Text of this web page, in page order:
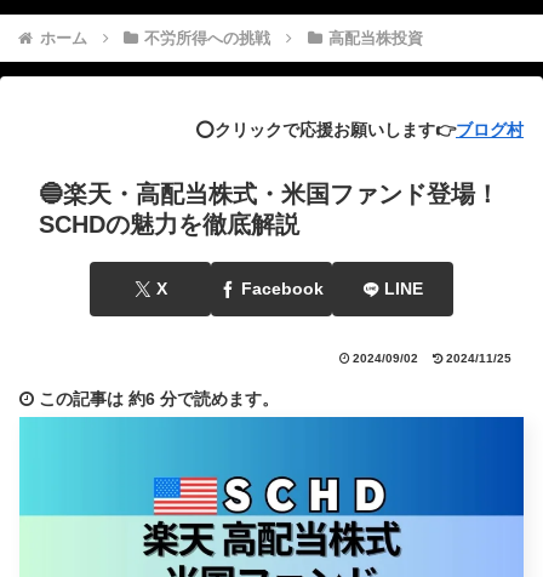
ホーム 不労所得への挑戦 高配当株投資
⭕️クリックで応援お願いします👉ブログ村
🔵楽天・高配当株式・米国ファンド登場！
SCHDの魅力を徹底解説
X Facebook LINE
2024/09/02 2024/11/25
この記事は 約6 分で読めます。